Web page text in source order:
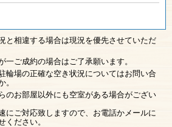
と相違する場合は現況を優先させていただ
一ご成約の場合はご了承願います。
輪場の正確な空き状況についてはお問い合
。
のお部屋以外にも空室がある場合がござい
にご対応致しますので、お電話かメールに
ください。